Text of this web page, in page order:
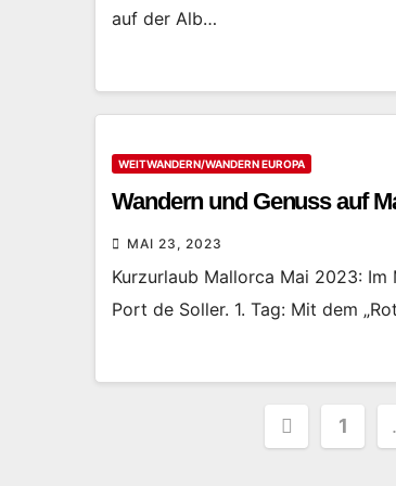
auf der Alb…
WEITWANDERN/WANDERN EUROPA
Wandern und Genuss auf
MAI 23, 2023
Kurzurlaub Mallorca Mai 2023:
Port de Soller. 1. Tag: Mit dem
1